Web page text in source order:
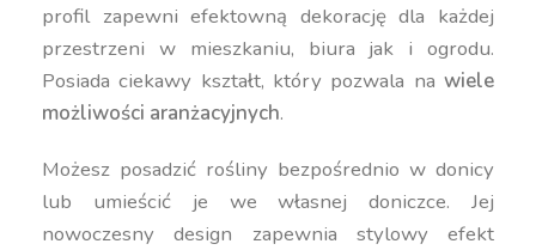
profil zapewni efektowną dekorację dla każdej
przestrzeni w mieszkaniu, biura jak i ogrodu.
Posiada ciekawy kształt, który pozwala na wiele
możliwości aranżacyjnych.
Możesz posadzić rośliny bezpośrednio w donicy
lub umieścić je we własnej doniczce. Jej
nowoczesny design zapewnia stylowy efekt